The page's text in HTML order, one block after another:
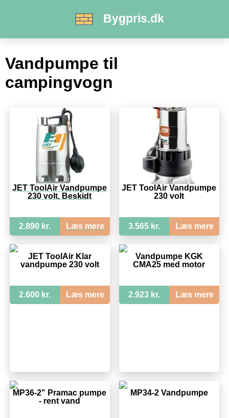
Bygpris.dk
Vandpumpe til
campingvogn
JET ToolAir Vandpumpe
230 volt, Beskidt
2.890 kr. Læs mere
JET ToolAir Vandpumpe
230 volt
3.565 kr. Læs mere
JET ToolAir Klar
vandpumpe 230 volt
2.600 kr. Læs mere
Vandpumpe KGK
CMA25 med motor
2.923 kr. Læs mere
MP36-2" Pramac pumpe
- rent vand
MP34-2 Vandpumpe